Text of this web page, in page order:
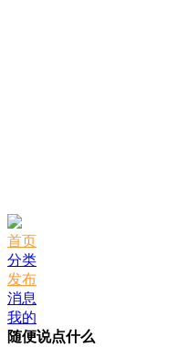
首页
分类
发布
消息
我的
随便说点什么